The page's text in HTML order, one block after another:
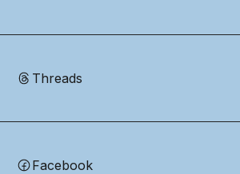
Threads
Facebook